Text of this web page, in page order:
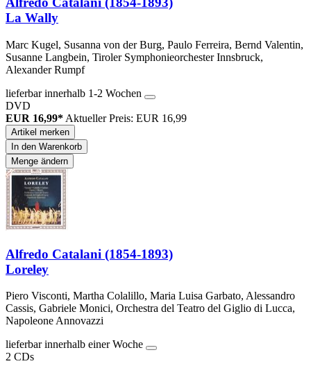
La Wally
Marc Kugel, Susanna von der Burg, Paulo Ferreira, Bernd Valentin,
Susanne Langbein, Tiroler Symphonieorchester Innsbruck,
Alexander Rumpf
lieferbar innerhalb 1-2 Wochen
DVD
EUR 16,99* Aktueller Preis: EUR 16,99
Artikel merken
In den Warenkorb
Menge ändern
Alfredo Catalani (1854-1893)
Loreley
Piero Visconti, Martha Colalillo, Maria Luisa Garbato, Alessandro
Cassis, Gabriele Monici, Orchestra del Teatro del Giglio di Lucca,
Napoleone Annovazzi
lieferbar innerhalb einer Woche
2 CDs